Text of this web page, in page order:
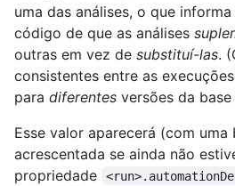
uma das análises, o que
código de que as análises
outras em vez de substituí-las.
consistentes entre as
para diferentes versões da
Esse valor aparecerá (com uma
acrescentada se ainda não
propriedade